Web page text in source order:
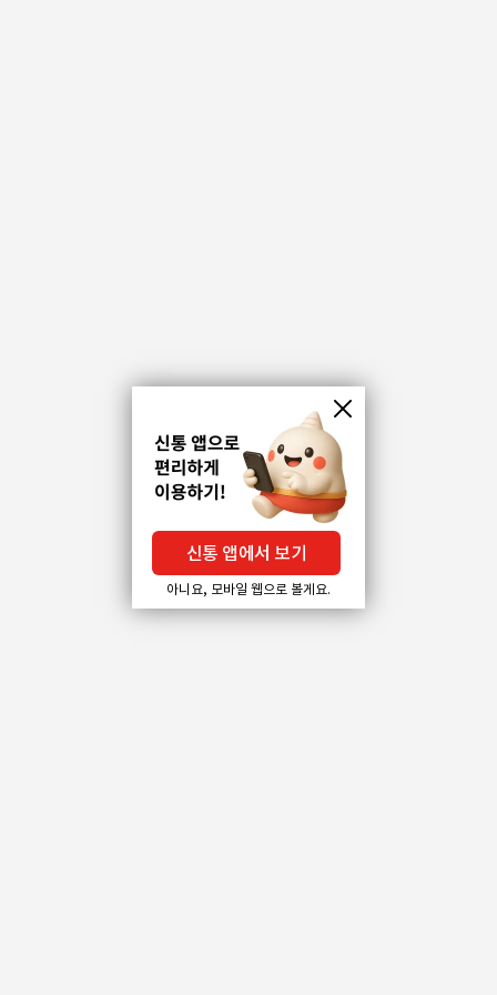
신통 앱에서 보기
아니요, 모바일 웹으로 볼게요.